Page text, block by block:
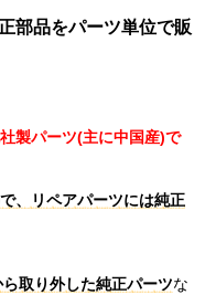
部品をパーツ単位で販
製パーツ(主に中国産)で
、リペアパーツには純正
取り外した純正パーツな